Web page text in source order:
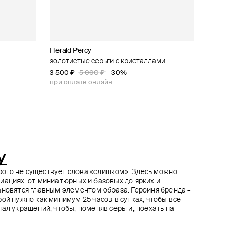
Herald Percy
золотистые серьги с кристаллами
3 500 ₽ 5 000 ₽ −30%
при оплате онлайн
из
Herald Percy
маленькие хупы с кристаллами
6 840 ₽ 7 600 ₽ −10%
при оплате онлайн
Herald Percy
серебристые серьги с лимонными
кристаллами spring time
4 060 ₽ 5 800 ₽ −30%
Herald Percy
серебристые серьги с тремя цветами из
крупных кристаллов
4 760 ₽ 6 800 ₽ −30%
не существует слова «слишком». Здесь можно
от миниатюрных и базовых до ярких и
главным элементом образа. Героиня бренда –
нужно как минимум 25 часов в сутках, чтобы все
украшений, чтобы, поменяв серьги, поехать на